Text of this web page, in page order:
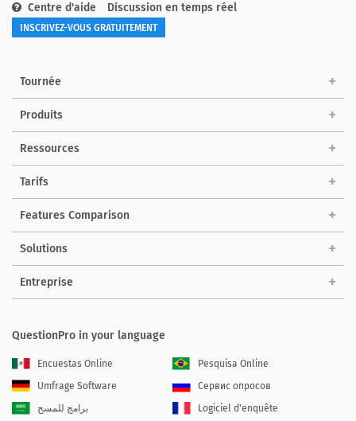
Centre d'aide Discussion en temps réel
INSCRIVEZ-VOUS GRATUITEMENT
Tournée
Produits
Ressources
Tarifs
Features Comparison
Solutions
Entreprise
QuestionPro in your language
Encuestas Online
Pesquisa Online
Umfrage Software
Сервис опросов
برامج للمسح
Logiciel d'enquête